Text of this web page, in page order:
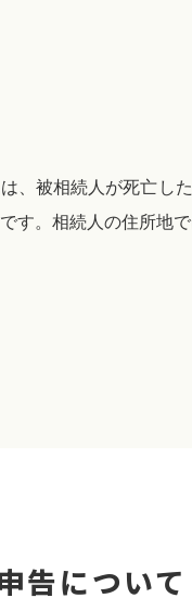
、被相続人が死亡し
す。相続人の住所地で
告について